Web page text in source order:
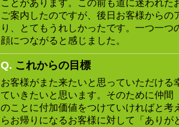
ことがあります。この前も道に迷われた
ご案内したのですが、後日お客様からの
り、とてもうれしかったです。一つ一つ
顔につながると感じました。
Q. これからの目標
お客様がまた来たいと思っていただける
ていきたいと思います。そのために仲間
のことに付加価値をつけていければと考
らお帰りになるお客様に対して「ありが